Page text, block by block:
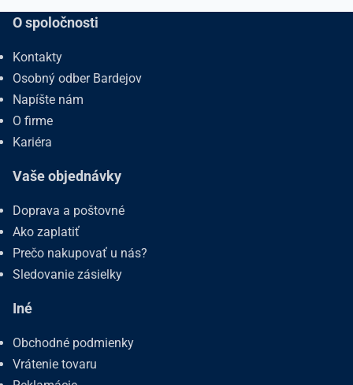
O spoločnosti
Kontakty
Osobný odber Bardejov
Napíšte nám
O firme
Kariéra
Vaše objednávky
Doprava a poštovné
Ako zaplatiť
Prečo nakupovať u nás?
Sledovanie zásielky
Iné
Obchodné podmienky
Vrátenie tovaru